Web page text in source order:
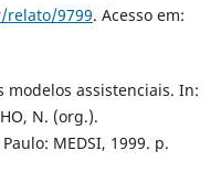
relato/9799. Acesso em:
modelos assistenciais. In:
N. (org.).
MEDSI, 1999. p.